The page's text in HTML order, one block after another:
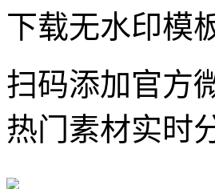
下载无水印模
扫码添加官方
热门素材实时